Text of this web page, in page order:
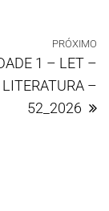
PRÓXIMO
1 – LET –
–
52_2026